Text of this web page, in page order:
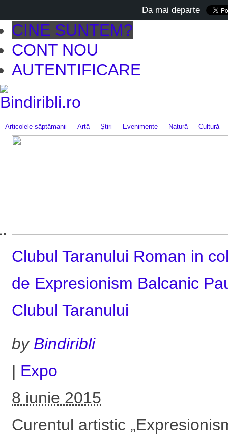
CINE SUNTEM?
CONT NOU
AUTENTIFICARE
Articolele săptămanii Artă Ştiri Evenimente Natură Cultură
Clubul Taranului Roman in
de Expresionism Balcanic
Clubul Taranului
by Bindiribli
| Expo
8 iunie 2015
Curentul artistic
Da mai departe